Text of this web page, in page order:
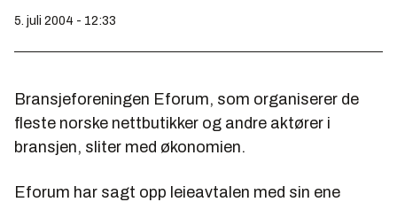
5. juli 2004 - 12:33
Bransjeforeningen Eforum, som organiserer de
fleste norske nettbutikker og andre aktører i
bransjen, sliter med økonomien.
Eforum har sagt opp leieavtalen med sin ene